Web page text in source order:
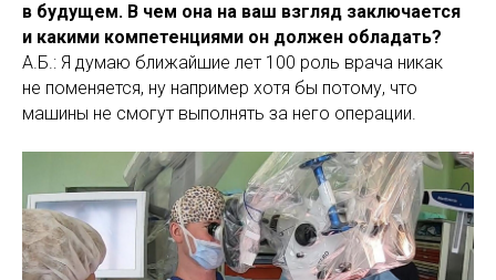
в будущем. В чем она на ваш взгляд заключается
и какими компетенциями он должен обладать?
А.Б.: Я думаю ближайшие лет 100 роль врача никак
не поменяется, ну например хотя бы потому, что
машины не смогут выполнять за него операции.